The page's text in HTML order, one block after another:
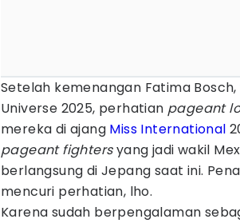
Setelah kemenangan Fatima Bosch,
Universe 2025, perhatian pageant
mereka di ajang Miss International
pageant fightersyang jadi wakil
berlangsung di Jepang saat ini.
mencuri perhatian, lho.
Karena sudah berpengalaman